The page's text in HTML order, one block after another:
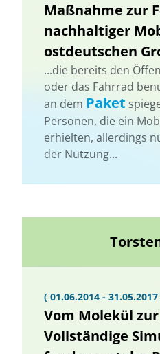
Maßnahme zur
nachhaltiger
ostdeutschen
...die bereits den
oder das Fahrrad
an dem Paket
Personen, die ein
erhielten, allerdings
der Nutzung...
( 01.06.2014 -
Vom Molekül
Vollständige